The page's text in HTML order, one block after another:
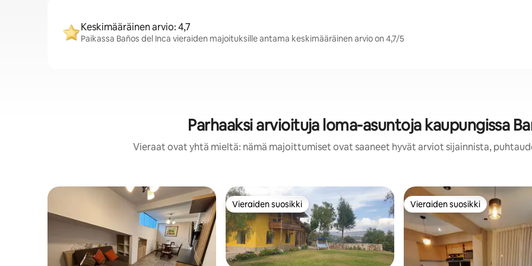
Keskimääräinen arvio: 4,7
Paikassa Baños del Inca vieraiden majoituksille antama keskimääräinen arvio on 4,7/5
Parhaaksi arvioituja loma-asuntoja kaupungissa
Vieraat ovat yhtä mieltä: nämä majoittumiset ovat saaneet hyvät arviot sijainnista,
Vieraiden suosikki
Vieraiden suosikki Vieraiden suosikki
Vieraiden suosikki